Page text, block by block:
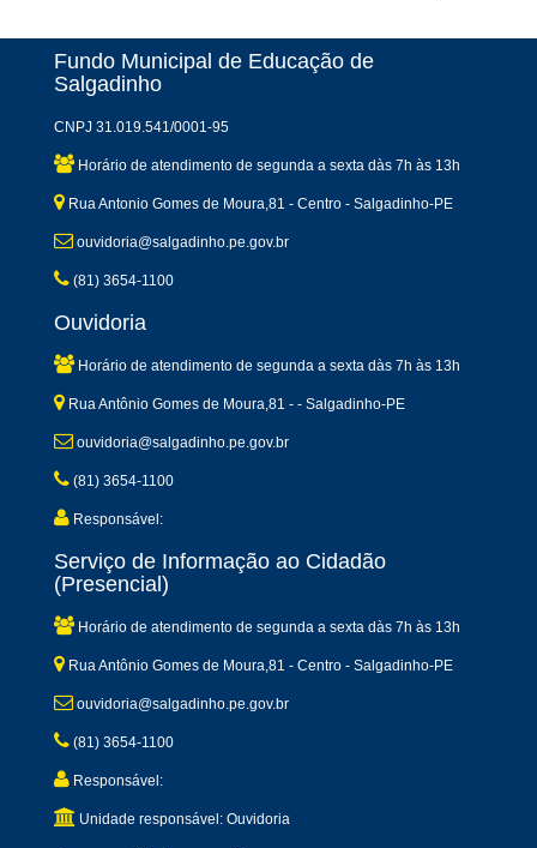
Fundo Municipal de Educação de
Salgadinho
CNPJ 31.019.541/0001-95
Horário de atendimento de segunda a sexta dàs 7h às 13h
Rua Antonio Gomes de Moura,81 - Centro - Salgadinho-PE
ouvidoria@salgadinho.pe.gov.br
(81) 3654-1100
Ouvidoria
Horário de atendimento de segunda a sexta dàs 7h às 13h
Rua Antônio Gomes de Moura,81 - - Salgadinho-PE
ouvidoria@salgadinho.pe.gov.br
(81) 3654-1100
Responsável:
Serviço de Informação ao Cidadão
(Presencial)
Horário de atendimento de segunda a sexta dàs 7h às 13h
Rua Antônio Gomes de Moura,81 - Centro - Salgadinho-PE
ouvidoria@salgadinho.pe.gov.br
(81) 3654-1100
Responsável:
Unidade responsável: Ouvidoria